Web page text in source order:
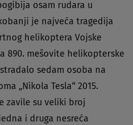
osam rudara u
je najveća tragedija
helikoptera Vojske
890. mešovite helikopterske
sedam osoba na
„Nikola Tesla“ 2015.
zavile su veliki broj
i druga nesreća